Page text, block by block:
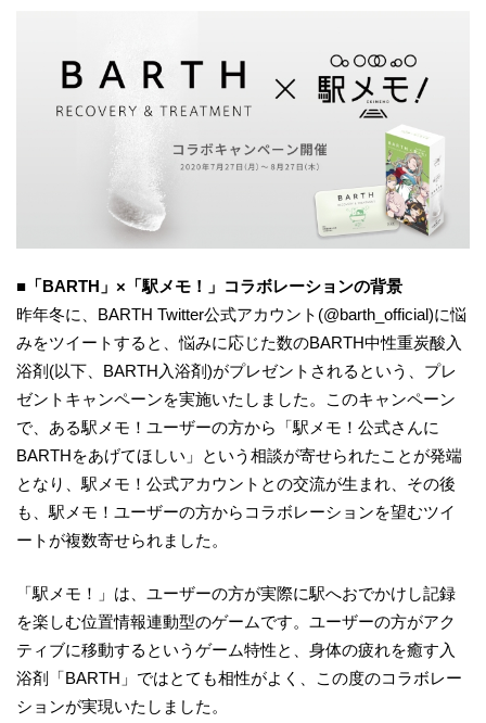
■「BARTH」×「駅メモ！」コラボレーションの背景
昨年冬に、BARTH Twitter公式アカウント(@barth_official)に悩
みをツイートすると、悩みに応じた数のBARTH中性重炭酸入
浴剤(以下、BARTH入浴剤)がプレゼントされるという、プレ
ゼントキャンペーンを実施いたしました。このキャンペーン
で、ある駅メモ！ユーザーの方から「駅メモ！公式さんに
BARTHをあげてほしい」という相談が寄せられたことが発端
となり、駅メモ！公式アカウントとの交流が生まれ、その後
も、駅メモ！ユーザーの方からコラボレーションを望むツイ
ートが複数寄せられました。
「駅メモ！」は、ユーザーの方が実際に駅へおでかけし記録
を楽しむ位置情報連動型のゲームです。ユーザーの方がアク
ティブに移動するというゲーム特性と、身体の疲れを癒す入
浴剤「BARTH」ではとても相性がよく、この度のコラボレー
ションが実現いたしました。